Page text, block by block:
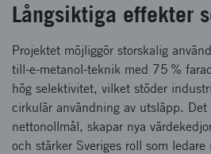
Långsiktiga effekter
Projektet möjliggör storskalig
till-e-metanol-teknik med 75 %
hög selektivitet, vilket stöder
cirkulär användning av utsläpp.
nettonollmål, skapar nya
och stärker Sveriges roll som